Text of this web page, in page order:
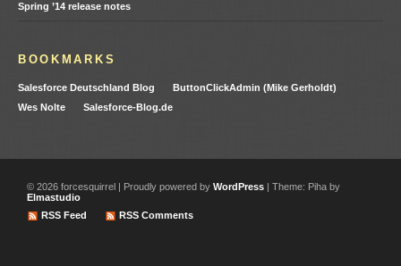
Spring ’14 release notes
BOOKMARKS
Salesforce Deutschland Blog
ButtonClickAdmin (Mike Gerholdt)
Wes Nolte
Salesforce-Blog.de
© 2026 forcesquirrel | Proudly powered by WordPress | Theme: Piha by
Elmastudio
RSS Feed
RSS Comments